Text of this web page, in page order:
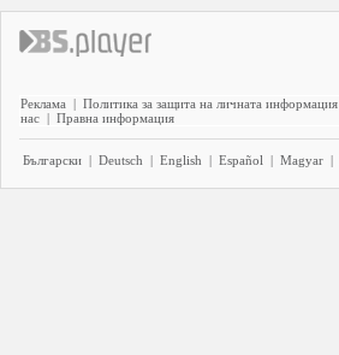
Реклама | Политика за защита на личната информация
нас | Правна информация
Български | Deutsch | English | Español | Magyar |